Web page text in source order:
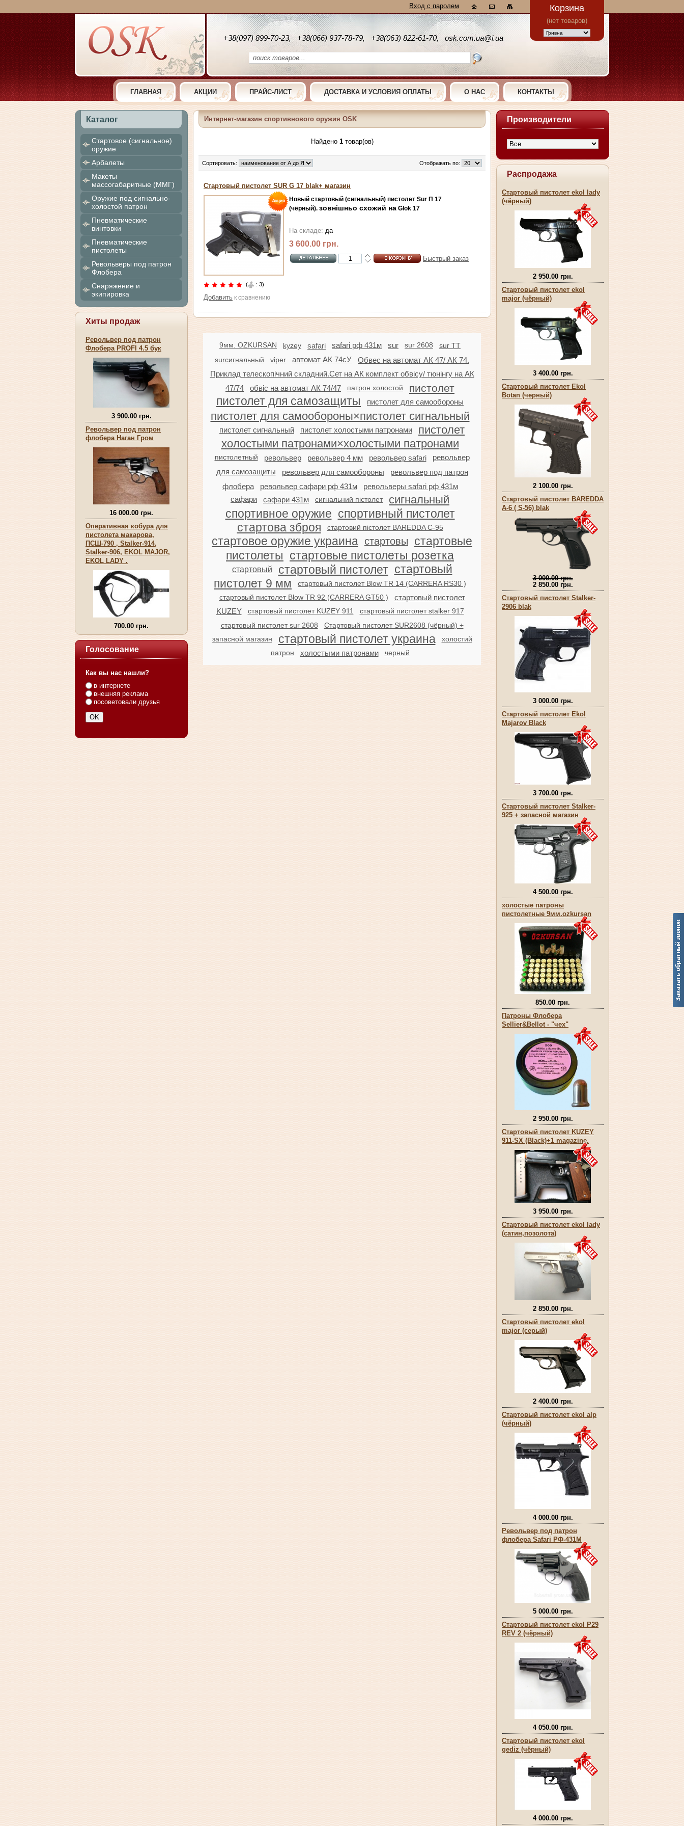
Корзина
(нет товаров)
Вход с паролем
+38(097) 899-70-23, +38(066) 937-78-79, +38(063) 822-61-70, osk.com.ua@i.ua
ГЛАВНАЯ АКЦИИ ПРАЙС-ЛИСТ ДОСТАВКА И УСЛОВИЯ ОПЛАТЫ О НАС КОНТАКТЫ
Каталог
Cтартовое (сигнальное)
оружие
Арбалеты
Макеты
массогабаритные (ММГ)
Оружие под сигнально-
холостой патрон
Пневматические
винтовки
Пневматические
пистолеты
Револьверы под патрон
Флобера
Снаряжение и
экипировка
Хиты продаж
Револьвер под патрон
Флобера PROFI 4.5 бук
3 900.00 грн.
Револьвер под патрон
флобера Наган Гром
16 000.00 грн.
Оперативная кобура для
пистолета макарова,
ПСШ-790 , Stalker-914,
Stalker-906, EKOL MAJOR,
EKOL LADY .
700.00 грн.
Голосование
Как вы нас нашли?
в интернете
внешняя реклама
посоветовали друзья
Интернет-магазин спортивнового оружия OSK
Найдено 1товар(ов)
Сортировать: Отображать по:
Стартовый пистолет SUR G 17 blak+ магазин
( : 3)
Добавить к сравнению
Новый стартовый (сигнальный) пистолет Sur П 17
(чёрный). зовнішньо схожий на Glok 17
На складе: да
3 600.00 грн.
Быстрый заказ
9мм. OZKURSAN kyzey safari safari рф 431м sur sur 2608
sur TT
surсигнальный
viper автомат АК 74сУ
Обвес на автомат АК 47/ АК 74.
Приклад телескопічний складний.Сет на АК комплект обвісу/ тюнінгу на АК
47/74
обвіс на автомат АК 74/47 патрон холостой пистолет
пистолет для самозащиты пистолет для самообороны
пистолет для самообороны×пистолет сигнальный
пистолет сигнальный пистолет холостыми патронами
пистолет
холостыми патронами×холостыми патронами
пистолетный револьвер револьвер 4 мм револьвер safari
револьвер
для самозащиты
револьвер для самообороны
револьвер под патрон
флобера
револьвер сафари рф 431м револьверы safari рф 431м
сафари сафари 431м сигнальний пістолет сигнальный
спортивное оружие спортивный пистолет
стартова зброя
стартовий пістолет BAREDDA C-95
стартовое оружие украина стартовы
стартовые
пистолеты стартовые пистолеты розетка
стартовый стартовый пистолет стартовый
пистолет 9 мм
стартовый пистолет Blow TR 14 (CARRERA RS30 )
стартовый пистолет Blow TR 92 (CARRERA GT50 )
стартовый пистолет
KUZEY
стартовый пистолет KUZEY 911
стартовый пистолет stalker 917
стартовый пистолет sur 2608
Стартовый пистолет SUR2608 (чёрный) +
запасной магазин
стартовый пистолет украина
холостий
патрон
холостыми патронами черный
Производители
Распродажа
Стартовый пистолет ekol lady
(чёрный)
2 950.00 грн.
Стартовый пистолет ekol
major (чёрный)
3 400.00 грн.
Стартовый пистолет Ekol
Botan (черный)
2 100.00 грн.
Стартовый пистолет BAREDDA
А-6 ( S-56) blak
3 000.00 грн.
2 850.00 грн.
Стартовый пистолет Stalker-
2906 blak
3 000.00 грн.
Стартовый пистолет Ekol
Majarov Black
3 700.00 грн.
Стартовый пистолет Stalker-
925 + запасной магазин
4 500.00 грн.
холостые патроны
пистолетные 9мм.оzkursan
850.00 грн.
Патроны Флобера
Sellier&Bellot - "чех"
2 950.00 грн.
Стартовый пистолет KUZEY
911-SX (Black)+1 magazine.
3 950.00 грн.
Стартовый пистолет ekol lady
(сатин,позолота)
2 850.00 грн.
Стартовый пистолет ekol
major (серый)
2 400.00 грн.
Стартовый пистолет ekol alp
(чёрный)
4 000.00 грн.
Револьвер под патрон
флобера Safari РФ-431М
5 000.00 грн.
Стартовый пистолет ekol P29
REV 2 (чёрный)
4 050.00 грн.
Стартовый пистолет ekol
gediz (чёрный)
4 000.00 грн.